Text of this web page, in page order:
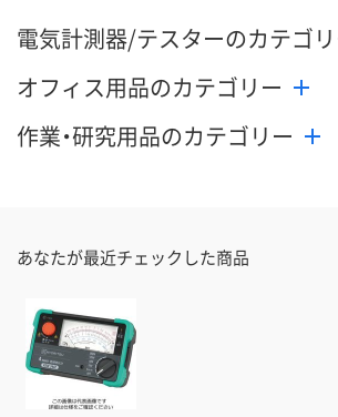
電気計測器/テスターのカテゴ
オフィス用品のカテゴリー
作業・研究用品のカテゴリー
あなたが最近チェックした商品